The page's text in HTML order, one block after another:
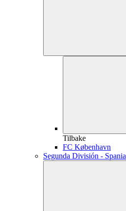
Tilbake
FC København
Segunda División - Spania